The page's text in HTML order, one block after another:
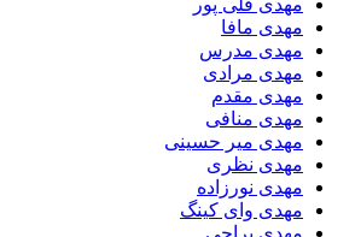
مهدی قلی پور
مهدی مافا
مهدی مدرس
مهدی مرادی
مهدی مقدم
مهدی منافی
مهدی میر حسینی
مهدی نظری
مهدی نورزاده
مهدی وای کینگ
مهدی یراحی